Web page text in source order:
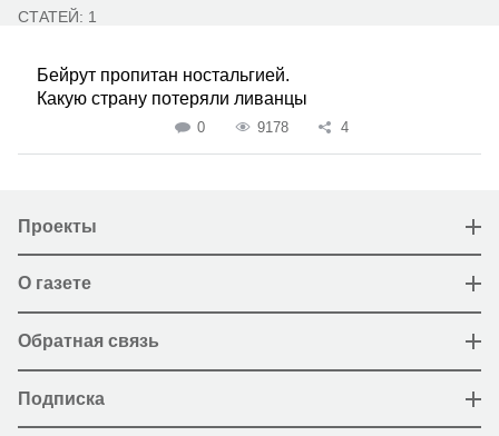
СТАТЕЙ: 1
Бейрут пропитан ностальгией.
Какую страну потеряли ливанцы
0 9178 4
Проекты
О газете
Обратная связь
Подписка